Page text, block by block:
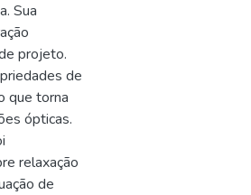
Sua
projeto.
de
que torna
ópticas.
relaxação
de